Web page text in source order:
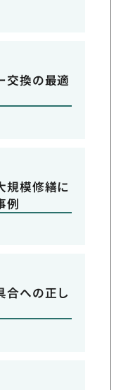
交換の最適
規模修繕に
例
合への正し